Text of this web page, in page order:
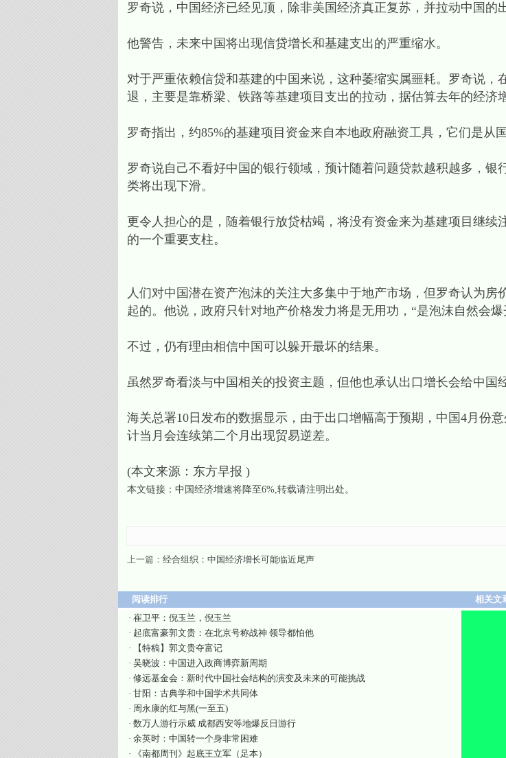
罗奇说，中国经济已经见顶，除非美国经济真正复苏，并拉动中国的
他警告，未来中国将出现信贷增长和基建支出的严重缩水。
对于严重依赖信贷和基建的中国来说，这种萎缩实属噩耗。罗奇说，
退，主要是靠桥梁、铁路等基建项目支出的拉动，据估算去年的经济
罗奇指出，约85%的基建项目资金来自本地政府融资工具，它们是从
罗奇说自己不看好中国的银行领域，预计随着问题贷款越积越多，
类将出现下滑。
更令人担心的是，随着银行放贷枯竭，将没有资金来为基建项目继续
的一个重要支柱。
人们对中国潜在资产泡沫的关注大多集中于地产市场，但罗奇认为
起的。他说，政府只针对地产价格发力将是无用功，“是泡沫自然会
不过，仍有理由相信中国可以躲开最坏的结果。
虽然罗奇看淡与中国相关的投资主题，但他也承认出口增长会给中国
海关总署10日发布的数据显示，由于出口增幅高于预期，中国4月份
计当月会连续第二个月出现贸易逆差。
(本文来源：东方早报 )
本文链接： 中国经济增速将降至6%,转载请注明出处。
上一篇： 经合组织：中国经济增长可能临近尾声
阅读排行
· 崔卫平：倪玉兰，倪玉兰
· 起底富豪郭文贵：在北京号称战神 领导都怕他
·
【特稿】郭文贵夺富记
· 吴晓波：中国进入政商博弈新周期
· 修远基金会：新时代中国社会结构的演变及未来的可能挑战
· 甘阳：古典学和中国学术共同体
· 周永康的红与黑(一至五)
· 数万人游行示威 成都西安等地爆反日游行
· 余英时：中国转一个身非常困难
·
《南都周刊》起底王立军（足本）
相关文